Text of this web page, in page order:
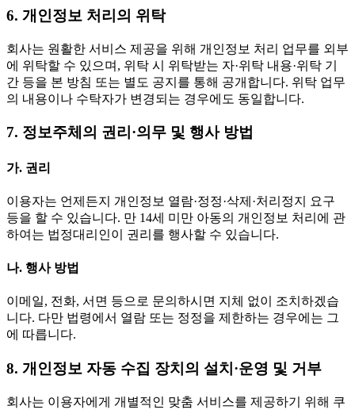
6. 개인정보 처리의 위탁
회사는 원활한 서비스 제공을 위해 개인정보 처리 업무를 외부
에 위탁할 수 있으며, 위탁 시 위탁받는 자·위탁 내용·위탁 기
간 등을 본 방침 또는 별도 공지를 통해 공개합니다. 위탁 업무
의 내용이나 수탁자가 변경되는 경우에도 동일합니다.
7. 정보주체의 권리·의무 및 행사 방법
가. 권리
이용자는 언제든지 개인정보 열람·정정·삭제·처리정지 요구
등을 할 수 있습니다. 만 14세 미만 아동의 개인정보 처리에 관
하여는 법정대리인이 권리를 행사할 수 있습니다.
나. 행사 방법
이메일, 전화, 서면 등으로 문의하시면 지체 없이 조치하겠습
니다. 다만 법령에서 열람 또는 정정을 제한하는 경우에는 그
에 따릅니다.
8. 개인정보 자동 수집 장치의 설치·운영 및 거부
회사는 이용자에게 개별적인 맞춤 서비스를 제공하기 위해 쿠